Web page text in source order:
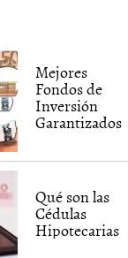
Mejores
Fondos de
Inversión
Garantizados
Qué son las
Cédulas
Hipotecarias